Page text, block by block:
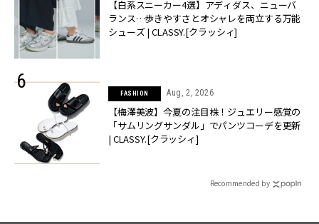
【白系スニーカー4選】アディダス、ニューバ
ランス…歩きやすさとオシャレを両立する万能
シューズ | CLASSY.[クラッシィ]
FASHION Aug, 2, 2026
【梅澤美波】今夏の注目株！ジュエリー感覚の
「サムリングサンダル」でパンツコーデを更新
| CLASSY.[クラッシィ]
Recommended by